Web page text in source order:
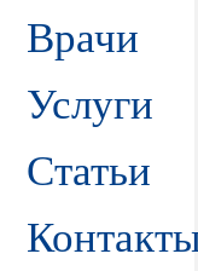
Врачи
Услуги
Статьи